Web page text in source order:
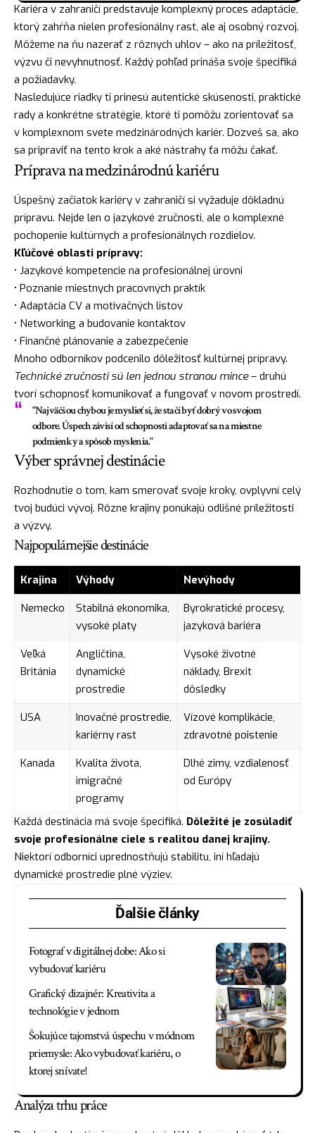
Kariéra v zahraničí predstavuje komplexný proces adaptácie,
ktorý zahŕňa nielen profesionálny rast, ale aj osobný rozvoj.
Môžeme na ňu nazerať z rôznych uhlov – ako na príležitosť,
výzvu či nevyhnutnosť. Každý pohľad prináša svoje špecifiká
a požiadavky.
Nasledujúce riadky ti prinesú autentické skúsenosti, praktické
rady a konkrétne stratégie, ktoré ti pomôžu zorientovať sa
v komplexnom svete medzinárodných kariér. Dozveš sa, ako
sa pripraviť na tento krok a aké nástrahy ťa môžu čakať.
Príprava na medzinárodnú kariéru
Úspešný začiatok kariéry v zahraničí si vyžaduje dôkladnú
prípravu. Nejde len o jazykové zručnosti, ale o komplexné
pochopenie kultúrnych a profesionálnych rozdielov.
Kľúčové oblasti prípravy:
• Jazykové kompetencie na profesionálnej úrovni
• Poznanie miestnych pracovných praktík
• Adaptácia CV a motivačných listov
• Networking a budovanie kontaktov
• Finančné plánovanie a zabezpečenie
Mnoho odborníkov podcenilo dôležitosť kultúrnej prípravy.
Technické zručnosti sú len jednou stranou mince– druhú
tvorí schopnosť komunikovať a fungovať v novom prostredí.
"Najväčšou chybou je myslieť si, že stačí byť dobrý vo svojom
odbore. Úspech závisí od schopnosti adaptovať sa na miestne
podmienky a spôsob myslenia."
Výber správnej destinácie
Rozhodnutie o tom, kam smerovať svoje kroky, ovplyvní celý
tvoj budúci vývoj. Rôzne krajiny ponúkajú odlišné príležitosti
a výzvy.
Najpopulárnejšie destinácie
Krajina Výhody
Nevýhody
Nemecko
Stabilná ekonomika,
vysoké platy
Byrokratické procesy,
jazyková bariéra
Veľká
Británia
Angličtina,
dynamické
prostredie
Vysoké životné
náklady, Brexit
dôsledky
USA
Inovačné prostredie,
kariérny rast
Vízové komplikácie,
zdravotné poistenie
Kanada
Kvalita života,
imigračné
programy
Dlhé zimy, vzdialenosť
od Európy
Každá destinácia má svoje špecifiká. Dôležité je zosúladiť
svoje profesionálne ciele s realitou danej krajiny.
Niektorí odborníci uprednostňujú stabilitu, iní hľadajú
dynamické prostredie plné výziev.
Ďalšie články
Fotograf v digitálnej dobe: Ako si
vybudovať kariéru
Grafický dizajnér: Kreativita a
technológie v jednom
Šokujúce tajomstvá úspechu v módnom
priemysle: Ako vybudovať kariéru, o
ktorej snívate!
Analýza trhu práce